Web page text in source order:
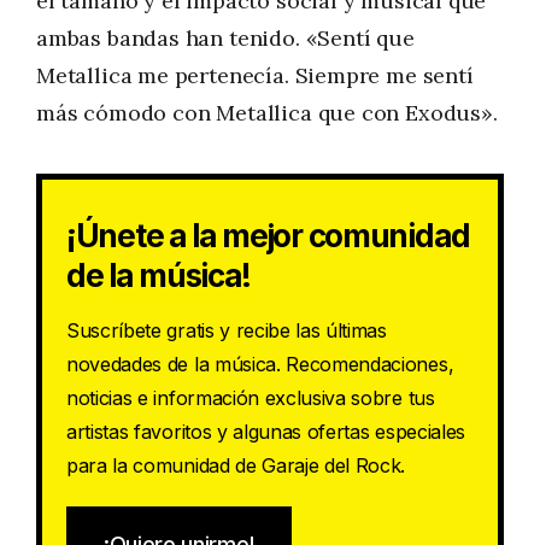
ambas bandas han tenido. «Sentí que
Metallica me pertenecía. Siempre me sentí
más cómodo con Metallica que con Exodus».
¡Únete a la mejor comunidad
de la música!
Suscríbete gratis y recibe las últimas
novedades de la música. Recomendaciones,
noticias e información exclusiva sobre tus
artistas favoritos y algunas ofertas especiales
para la comunidad de Garaje del Rock.